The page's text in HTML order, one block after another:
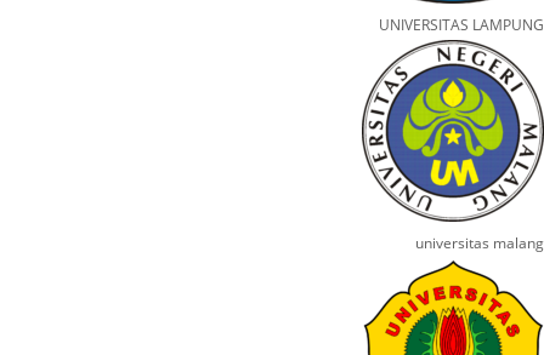
UNIVERSITAS LAMPUNG
universitas malang